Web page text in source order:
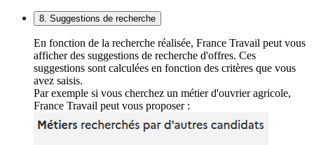
8. Suggestions de recherche
En fonction de la recherche réalisée, France Travail peut vous
afficher des suggestions de recherche d'offres. Ces
suggestions sont calculées en fonction des critères que vous
avez saisis.
Par exemple si vous cherchez un métier d'ouvrier agricole,
France Travail peut vous proposer :